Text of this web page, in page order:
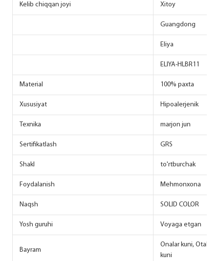
Kelib chiqqan joyi Xitoy
Guangdong
Eliya
ELIYA-HLBR11
Material 100% paxta
Xususiyat Hipoalerjenik
Texnika marjon jun
Sertifikatlash GRS
Shakl to'rtburchak
Foydalanish Mehmonxona
Naqsh SOLID COLOR
Yosh guruhi Voyaga etgan
Bayram
Onalar kuni, Otalar
kuni